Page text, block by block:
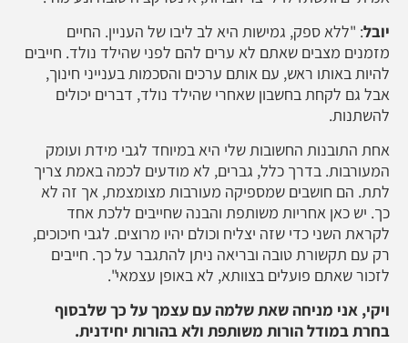
יובל: "ללא ספק, גמישות היא לב ליבו של העניין. החיים
מזמנים מצבים שאתם לא ערים להם לפני שהילד נולד. חייבים
להיות באותו ראש, עם אותם ערכים והסכמות בענייני חינוך,
אבל גם לקחת בחשבון שאחרי שהילד נולד, דברים יכולים
להשתנות.
אחת התובנות החשובות שלי היא במיוחד לגבי מידת ועומק
המעורבות. בדרך כלל, גברים, לא מודעים לכמה באמת צריך
לתת. הם חושבים שמספיקה מעורבות מצומצמת, אך זה לא
כך. יש כאן אחריות משותפת והבנה שחייבים ללכת אחד
לקראת השני כדי שזה יצליח וכולם יהיו מרוצים. לגבי חיכוכים,
רק עם תקשורת טובה ובריאה ניתן להתגבר על כך. חייבים
לזכור שאתם פועלים בצוותא, לא באופן עצמאי".
ויקי, אני מניחה שאת שלמה עם עצמך על כך שלבסוף
בחרת במודל הורות משותפת ולא בהורות יחידנית.